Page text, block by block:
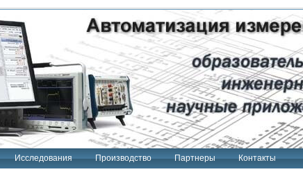
Исследования Производство Партнеры Контакты